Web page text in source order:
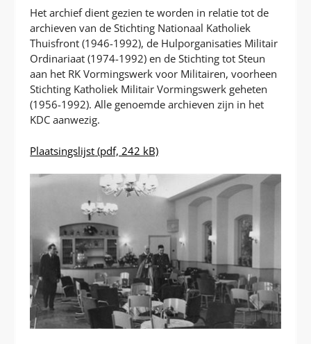
Het archief dient gezien te worden in relatie tot de
archieven van de Stichting Nationaal Katholiek
Thuisfront (1946-1992), de Hulporganisaties Militair
Ordinariaat (1974-1992) en de Stichting tot Steun
aan het RK Vormingswerk voor Militairen, voorheen
Stichting Katholiek Militair Vormingswerk geheten
(1956-1992). Alle genoemde archieven zijn in het
KDC aanwezig.
Plaatsingslijst (pdf, 242 kB)